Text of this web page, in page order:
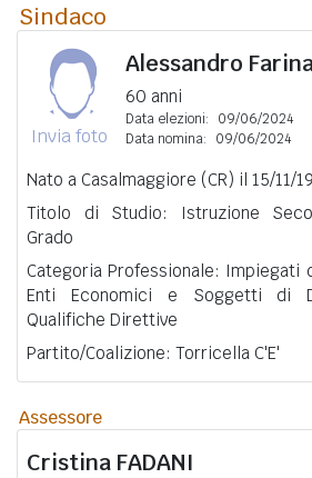
Sindaco
Invia foto
Alessandro
60 anni
Data elezioni:
09/06/2024
Data nomina:
09/06/2024
Nato a Casalmaggiore (CR) il 15/11/
Titolo di Studio: Istruzione
Grado
Categoria Professionale: Impiegati
Enti Economici e Soggetti di
Qualifiche Direttive
Partito/Coalizione: Torricella C'E'
Assessore
Cristina FADANI